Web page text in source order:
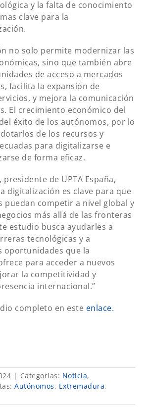
y la falta de conocimiento
clave para la
no solo permite modernizar las
sino que también abre
de acceso a mercados
facilita la expansión de
y mejora la comunicación
El crecimiento económico del
éxito de los autónomos, por lo
de los recursos y
para digitalizarse e
de forma eficaz.
presidente de UPTA España,
digitalización es clave para que
puedan competir a nivel global y
más allá de las fronteras
estudio busca ayudarles a
tecnológicas y a
oportunidades que la
para acceder a nuevos
la competitividad y
internacional.”
completo en este enlace.
| Categorías: Noticia,
Autónomos, Extremadura,